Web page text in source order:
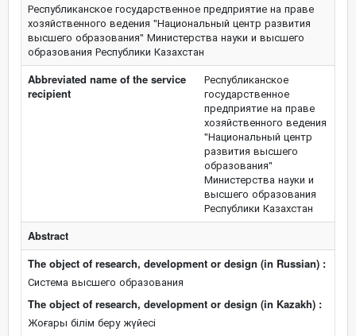
Республиканское государственное предприятие на праве
хозяйственного ведения "Национальный центр развития
высшего образования" Министерства науки и высшего
образования Республики Казахстан
Abbreviated name of the service
recipient
Республиканское
государственное
предприятие на праве
хозяйственного ведения
"Национальный центр
развития высшего
образования"
Министерства науки и
высшего образования
Республики Казахстан
Abstract
The object of research, development or design (in Russian) :
Система высшего образования
The object of research, development or design (in Kazakh) :
Жоғары білім беру жүйесі